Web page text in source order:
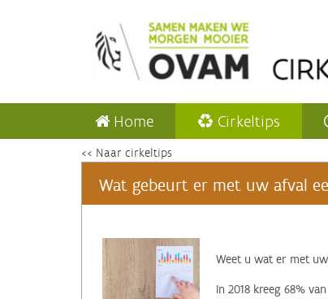
Home Cirkeltips
<< Naar cirkeltips
Wat gebeurt er met uw afval
‌Weet u wat er met
In 2018 kreeg 68%